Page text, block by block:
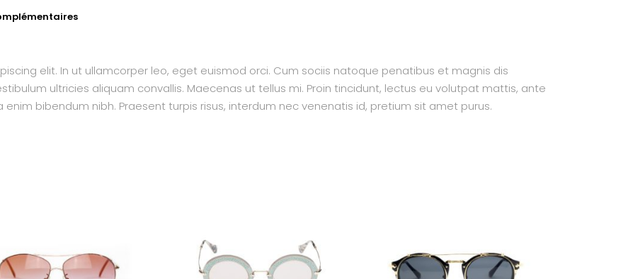
elit. In ut ullamcorper leo, eget euismod orci. Cum sociis natoque penatibus et magnis dis
ultricies aliquam convallis. Maecenas ut tellus mi. Proin tincidunt, lectus eu volutpat mattis, ante
bibendum nibh. Praesent turpis risus, interdum nec venenatis id, pretium sit amet purus.